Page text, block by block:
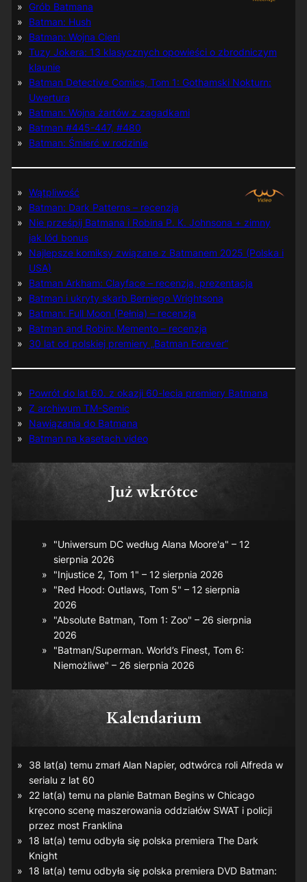
Grób Batmana
Batman: Hush
Batman: Wojna Cieni
Tuzy Jokera: 13 klasycznych opowieści o zbrodniczym
klaunie
Batman Detective Comics, Tom 1: Gothamski Nokturn:
Uwertura
Batman: Wojna żartów z zagadkami
Batman #445-447, #480
Batman: Śmierć w rodzinie
Wątpliwość
Batman: Dark Patterns – recenzja
Nie prześpij Batmana i Robina P. K. Johnsona + zimny
jak lód bonus
Najlepsze komiksy związane z Batmanem 2025 (Polska i
USA)
Batman Arkham: Clayface – recenzja, prezentacja
Batman i ukryty skarb Berniego Wrightsona
Batman: Full Moon (Pełnia) – recenzja
Batman and Robin: Memento – recenzja
30 lat od polskiej premiery „Batman Forever”
Powrót do lat 60. z okazji 60-lecia premiery Batmana
Z archiwum TM-Semic
Nawiązania do Batmana
Batman na kasetach video
Już wkrótce
"Uniwersum DC według Alana Moore'a" – 12
sierpnia 2026
"Injustice 2, Tom 1" – 12 sierpnia 2026
"Red Hood: Outlaws, Tom 5" – 12 sierpnia
2026
"Absolute Batman, Tom 1: Zoo" – 26 sierpnia
2026
"Batman/Superman. World’s Finest, Tom 6:
Niemożliwe" – 26 sierpnia 2026
Kalendarium
38 lat(a) temu zmarł Alan Napier, odtwórca roli Alfreda w
serialu z lat 60
22 lat(a) temu na planie Batman Beginsw Chicago
kręcono scenę maszerowania oddziałów SWAT i policji
przez most Franklina
18 lat(a) temu odbyła się polska premiera The Dark
Knight
18 lat(a) temu odbyła się polska premiera DVD Batman: